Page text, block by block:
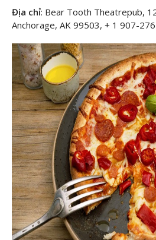
Địa chỉ: Bear Tooth Theatrepub,
Anchorage, AK 99503, + 1 907-